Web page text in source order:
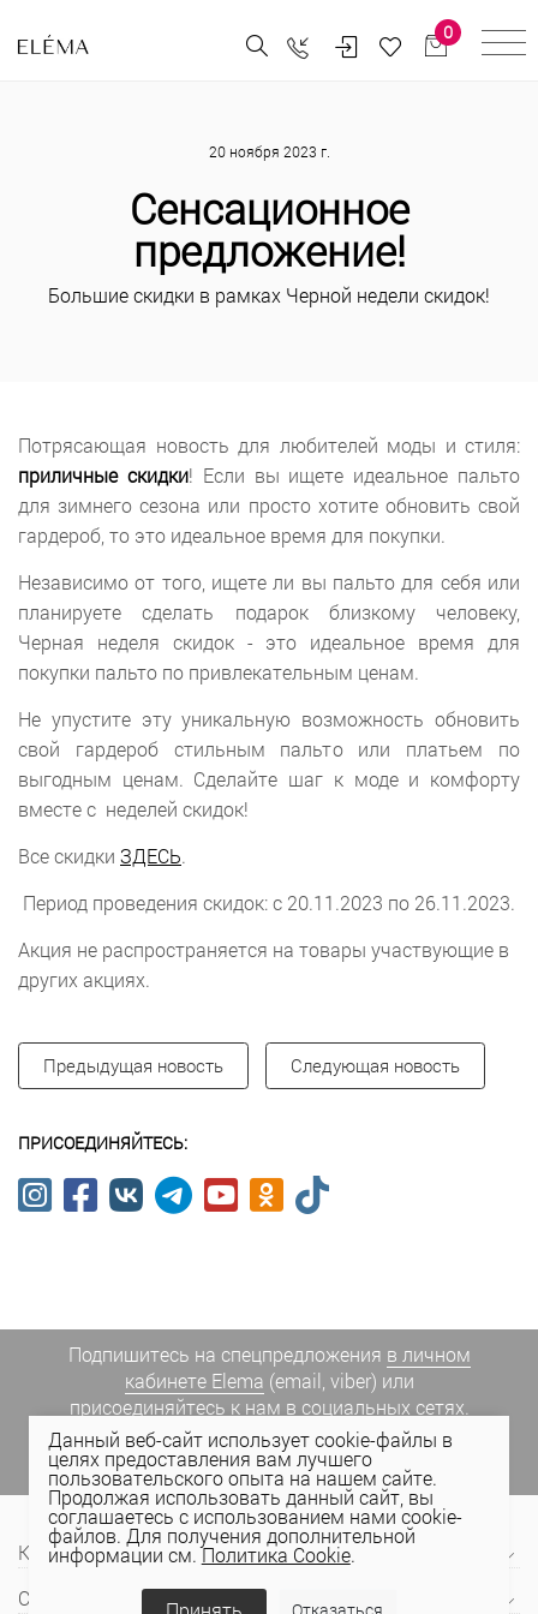
0
20 ноября 2023 г.
Сенсационное
предложение!
Большие скидки в рамках Черной недели скидок!
Потрясающая новость для любителей моды и стиля:
приличные скидки! Если вы ищете идеальное пальто
для зимнего сезона или просто хотите обновить свой
гардероб, то это идеальное время для покупки.
Независимо от того, ищете ли вы пальто для себя или
планируете сделать подарок близкому человеку,
Черная неделя скидок - это идеальное время для
покупки пальто по привлекательным ценам.
Не упустите эту уникальную возможность обновить
свой гардероб стильным пальто или платьем по
выгодным ценам. Сделайте шаг к моде и комфорту
вместе с неделей скидок!
Все скидки ЗДЕСЬ.
Период проведения скидок: с 20.11.2023 по 26.11.2023.
Акция не распространяется на товары участвующие в
других акциях.
Предыдущая новость Следующая новость
ПРИСОЕДИНЯЙТЕСЬ:
Подпишитесь на спецпредложения в личном
кабинете Elema (email, viber) или
присоединяйтесь к нам в социальных сетях.
Компания
Сервис и поддержка
Данный веб-сайт использует cookie-файлы в
целях предоставления вам лучшего
пользовательского опыта на нашем сайте.
Продолжая использовать данный сайт, вы
соглашаетесь с использованием нами cookie-
файлов. Для получения дополнительной
информации см.Политика Cookie.